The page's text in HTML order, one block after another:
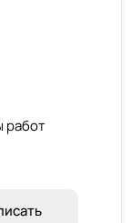
работ